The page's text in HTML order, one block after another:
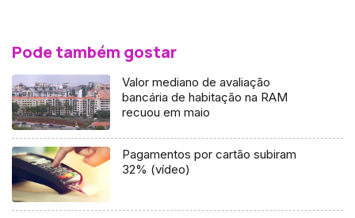
Pode também gostar
Valor mediano de avaliação
bancária de habitação na RAM
recuou em maio
Pagamentos por cartão subiram
32% (vídeo)